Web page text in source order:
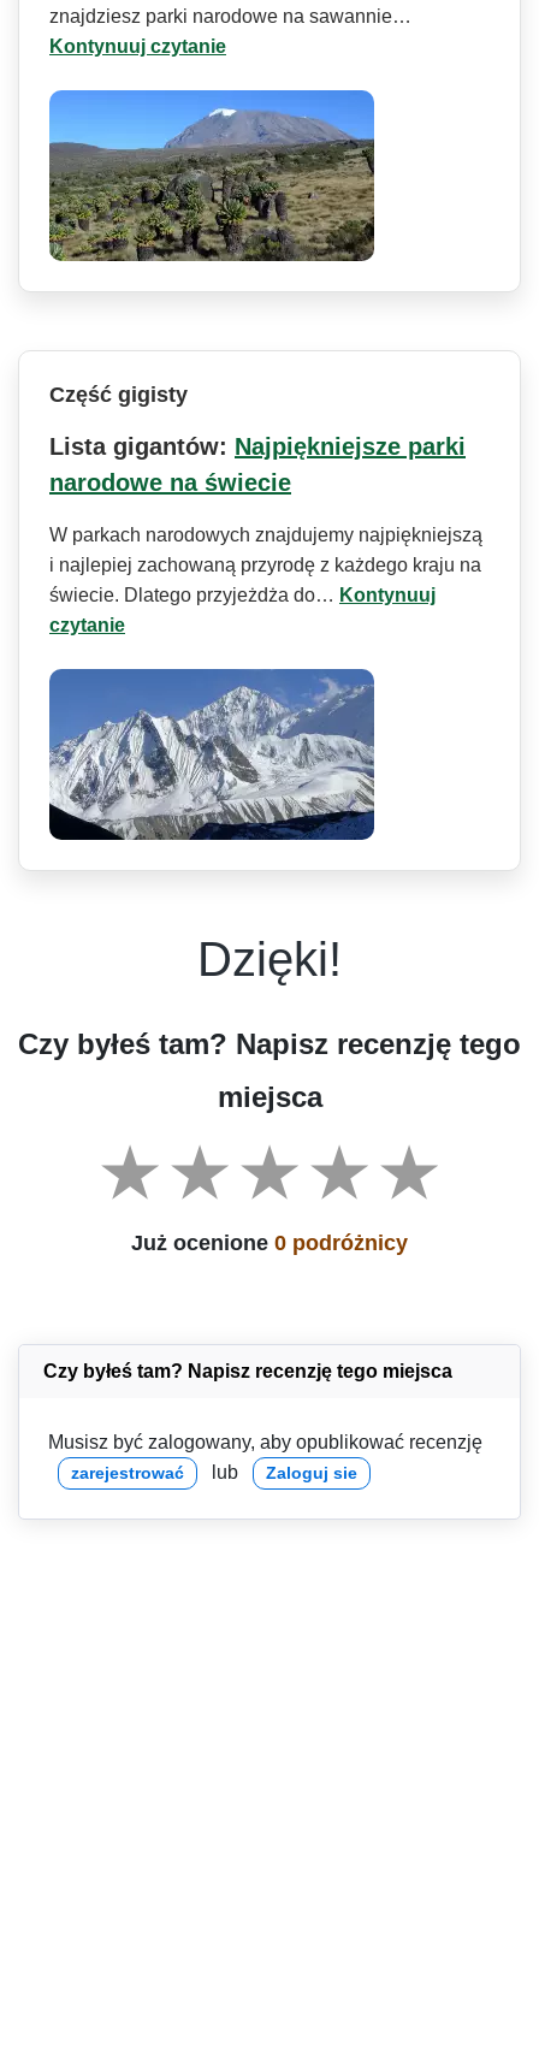
znajdziesz parki narodowe na sawannie…
Kontynuuj czytanie
Część gigisty
Lista gigantów: Najpiękniejsze parki
narodowe na świecie
W parkach narodowych znajdujemy najpiękniejszą
i najlepiej zachowaną przyrodę z każdego kraju na
świecie. Dlatego przyjeżdża do… Kontynuuj
czytanie
Dzięki!
Czy byłeś tam? Napisz recenzję tego
miejsca
Już ocenione 0 podróżnicy
Czy byłeś tam? Napisz recenzję tego miejsca
Musisz być zalogowany, aby opublikować recenzję
zarejestrować lub Zaloguj sie